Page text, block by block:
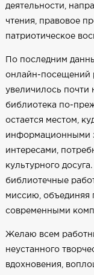
деятельности,
чтения, правовое
патриотическое
По последним
онлайн-посещений
увеличилось почти
библиотека по-
остается местом,
информационными
интересами,
культурного
библиотечные
миссию, объединяя
современными
Желаю всем
неустанного
вдохновения,